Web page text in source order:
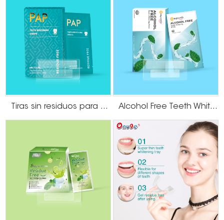
Tiras sin residuos para blanquear los dientes PAP Alcohol Free Teeth Whitening Dry Strips